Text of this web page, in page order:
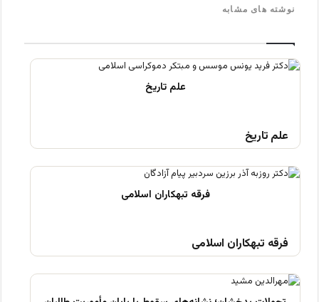
نوشته های مشابه
علم تاریخ
فرقه تبهکاران اسلامی